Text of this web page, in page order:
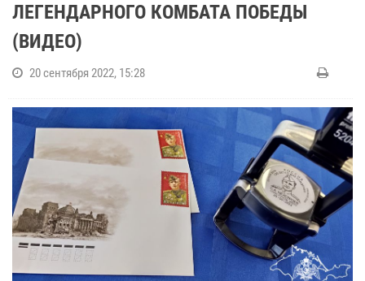
ЛЕГЕНДАРНОГО КОМБАТА ПОБЕДЫ
(ВИДЕО)
20 сентября 2022, 15:28